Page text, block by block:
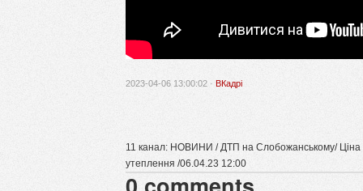
2023-04-06 13:00:02 · ВКадрі
11 канал: НОВИНИ / ДТП на Слобожанському/ Ціна
утеплення /06.04.23 12:00